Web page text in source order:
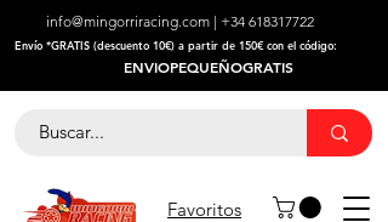
info@mingorriracing.com | +34 618317722
​Envío *GRATIS (descuento 10€) a partir de 150€ con el código:
ENVIOPEQUEÑOGRATIS
Favoritos